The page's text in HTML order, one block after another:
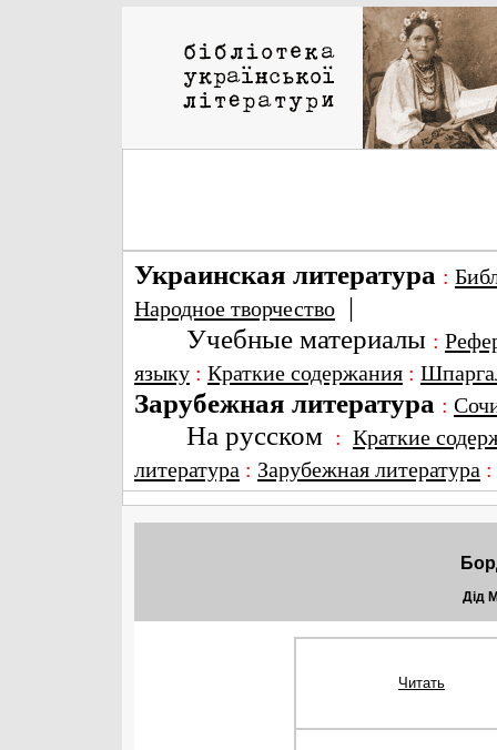
Украинская литература :
Народное творчество |
Учебные материалы :
языку : Краткие содержания :
Зарубежная литература :
На русском : Краткие
литература : Зарубежная литература
Дід
Читать